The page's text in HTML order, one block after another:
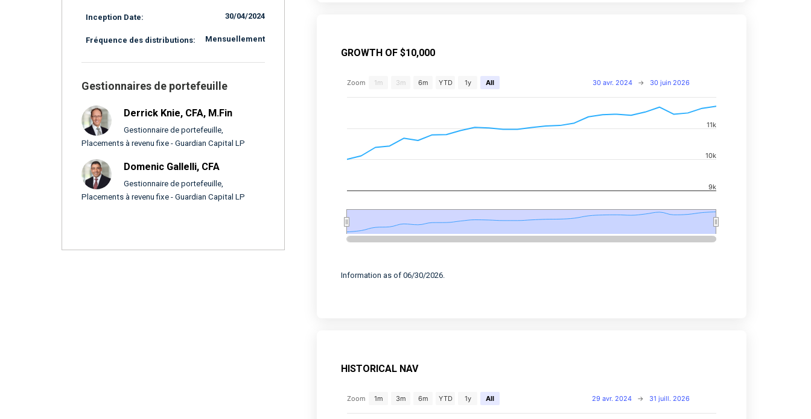
Inception Date: 30/04/2024
Fréquence des distributions: Mensuellement
Gestionnaires de portefeuille
Derrick Knie, CFA, M.Fin
Gestionnaire de portefeuille,
Placements à revenu fixe - Guardian Capital LP
Domenic Gallelli, CFA
Gestionnaire de portefeuille,
Placements à revenu fixe - Guardian Capital LP
GROWTH OF $10,000
Chart
The chart has 2 X axes displaying Time, and navigator-x-axis.
The chart has 2 Y axes displaying values, and navigator-y-axis.
Zoom 1m 3m 6m YTD 1y All 30 avr. 2024 → 30 juin 2026
9k
10k
11k
Information as of 06/30/2026.
HISTORICAL NAV
Chart
Zoom 1m 3m 6m YTD 1y All 29 avr. 2024 → 31 juill. 2026